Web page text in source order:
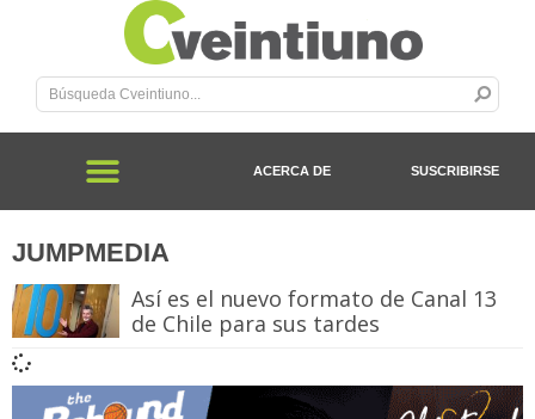
ACERCA DE SUSCRIBIRSE
JUMPMEDIA
Así es el nuevo formato de Canal 13
de Chile para sus tardes